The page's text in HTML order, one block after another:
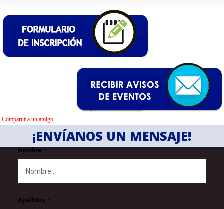
Compartir a un amigo
¡ENVÍANOS UN MENSAJE!
Nombre
Apellidos